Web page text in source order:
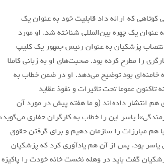
که ارائه داد قابلیت خود به عنوان یک
عنوان یک چهره بین‌المللی شناخته شد. او مورد
پزشکیان به عنوان رئیس جمهور یک کلیپ
را مطرح کرده بود. صحبت‌های او به زبانی کاملا
خامنه‌ای بود توضیح می‌دهد. او در ضمن خطاب به
عموما تحت تاثیرات و نفوذ عقاید
هم انتشار داده‌اند (و ما هفته پیش در مورد آن
یاسر این را خطاب به کارگران حفاری می‌گوید؛
هم مبارزات را سازمان دهیم و برای گرفتن حقوق
بود. پس از آن هم یادآوری کرد که پزشکیان
گفت باید در وهله نخست خانه خودت را پاکیزه